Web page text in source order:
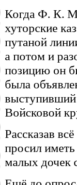
Когда Ф. К.
хуторские
путаной
а потом и
позицию он
была
выступивший
Войсковой
Рассказав
просил иметь
малых дочек